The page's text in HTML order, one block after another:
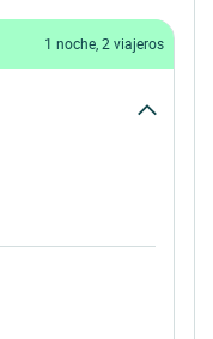
1 noche, 2 viajeros